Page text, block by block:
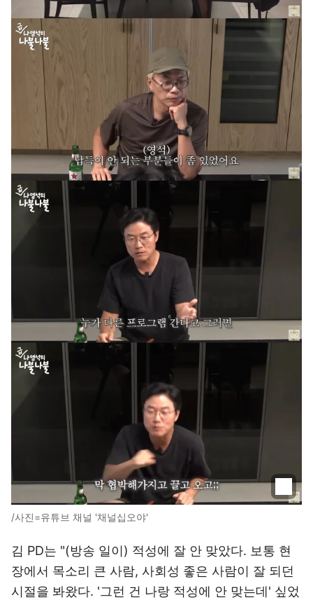
/사진=유튜브 채널 '채널십오야'
김 PD는 "(방송 일이) 적성에 잘 안 맞았다. 보통 현
장에서 목소리 큰 사람, 사회성 좋은 사람이 잘 되던
시절을 봐왔다. '그런 건 나랑 적성에 안 맞는데' 싶었